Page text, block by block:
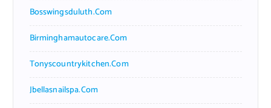
Bosswingsduluth.com
Birminghamautocare.com
Tonyscountrykitchen.com
Jbellasnailspa.com